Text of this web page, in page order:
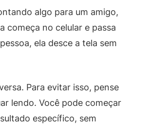
algo para um amigo,
começa no celular e passa
ela desce a tela sem
Para evitar isso, pense
lendo. Você pode começar
específico, sem